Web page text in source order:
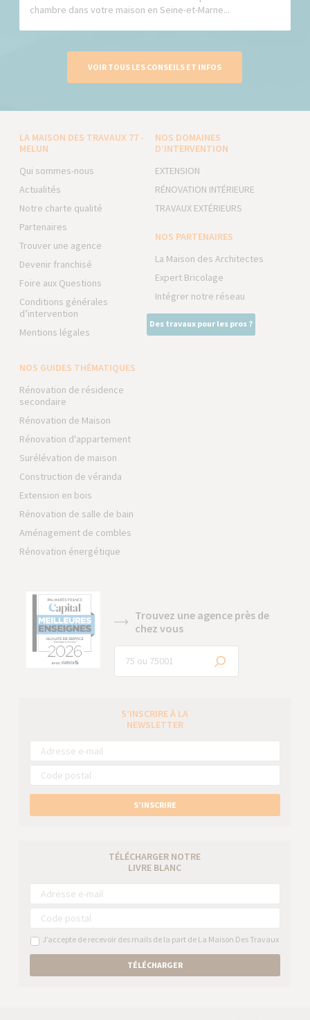
chambre dans votre maison en Seine-et-Marne...
VOIR TOUS LES CONSEILS ET INFOS
LA MAISON DES TRAVAUX 77 -
MELUN
Qui sommes-nous
Actualités
Notre charte qualité
Partenaires
Trouver une agence
Devenir franchisé
Foire aux Questions
Conditions générales
d’intervention
Mentions légales
NOS DOMAINES
D’INTERVENTION
EXTENSION
RÉNOVATION INTÉRIEURE
TRAVAUX EXTÉRIEURS
NOS PARTENAIRES
La Maison des Architectes
Expert Bricolage
Intégrer notre réseau
Des travaux pour les pros ?
NOS GUIDES THÉMATIQUES
Rénovation de résidence
secondaire
Rénovation de Maison
Rénovation d'appartement
Surélévation de maison
Construction de véranda
Extension en bois
Rénovation de salle de bain
Aménagement de combles
Rénovation énergétique
Trouvez une agence près de
chez vous
S’INSCRIRE À LA
NEWSLETTER
S’INSCRIRE
TÉLÉCHARGER NOTRE
LIVRE BLANC
J’accepte de recevoir des mails de la part de La Maison Des Travaux
TÉLÉCHARGER